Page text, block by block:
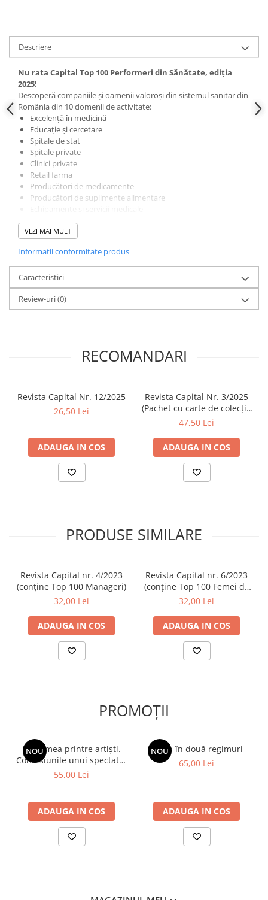
Descriere
Nu rata Capital Top 100 Performeri din Sănătate, ediția
2025!
Descoperă companiile și oamenii valoroși din sistemul sanitar din
România din 10 domenii de activitate:
Excelență în medicină
Educație și cercetare
Spitale de stat
Spitale private
Clinici private
Retail farma
Producători de medicamente
Producători de suplimente alimentare
Instituții și asociații din sănătate
VEZI MAI MULT
Informatii conformitate produs
Caracteristici
Review-uri(0)
RECOMANDARI
Revista Capital Nr. 12/2025
26,50 Lei
ADAUGA IN COS
Revista Capital Nr. 3/2025
(Pachet cu carte de colecție
- ”Nu există criză climatică”)
47,50 Lei
ADAUGA IN COS
PRODUSE SIMILARE
Revista Capital nr. 4/2023
(conține Top 100 Manageri)
32,00 Lei
ADAUGA IN COS
Revista Capital nr. 6/2023
(conține Top 100 Femei de
Succes)
32,00 Lei
ADAUGA IN COS
PROMOȚII
NOU
Viața mea printre artiști.
Confesiunile unui spectator
fidel
55,00 Lei
ADAUGA IN COS
NOU
Spion în două regimuri
65,00 Lei
ADAUGA IN COS